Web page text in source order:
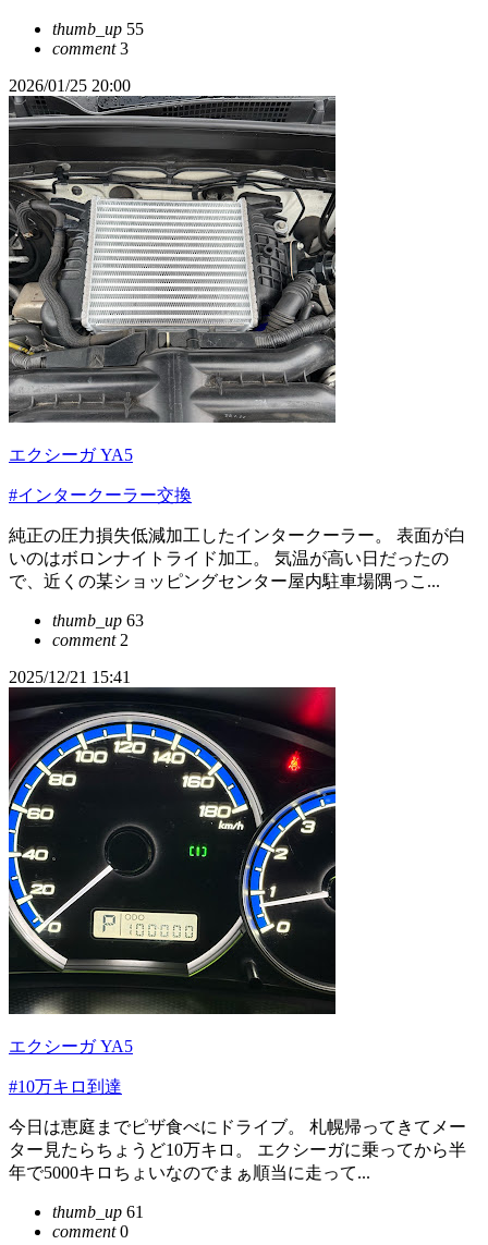
thumb_up 55
comment3
2026/01/25 20:00
エクシーガ YA5
#インタークーラー交換
純正の圧力損失低減加工したインタークーラー。 表面が白
いのはボロンナイトライド加工。 気温が高い日だったの
で、近くの某ショッピングセンター屋内駐車場隅っこ...
thumb_up 63
comment2
2025/12/21 15:41
エクシーガ YA5
#10万キロ到達
今日は恵庭までピザ食べにドライブ。 札幌帰ってきてメー
ター見たらちょうど10万キロ。 エクシーガに乗ってから半
年で5000キロちょいなのでまぁ順当に走って...
thumb_up 61
comment0